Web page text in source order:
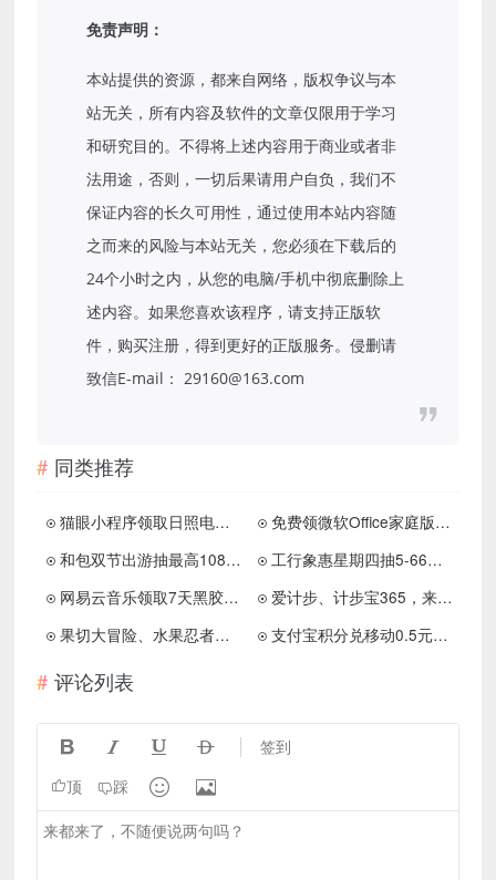
免责声明：
本站提供的资源，都来自网络，版权争议与本
站无关，所有内容及软件的文章仅限用于学习
和研究目的。不得将上述内容用于商业或者非
法用途，否则，一切后果请用户自负，我们不
保证内容的长久可用性，通过使用本站内容随
之而来的风险与本站无关，您必须在下载后的
24个小时之内，从您的电脑/手机中彻底删除上
述内容。如果您喜欢该程序，请支持正版软
件，购买注册，得到更好的正版服务。侵删请
致信E-mail： 29160@163.com
同类推荐
猫眼小程序领取日照电影优惠券，可变现7元以上
免费领微软Office家庭版会员月卡兑换券
和包双节出游抽最高1088积分
工行象惠星期四抽5-66元微信立减金
网易云音乐领取7天黑胶会员
爱计步、计步宝365，来拿微分视界的1.8红包
果切大冒险、水果忍者闯关记，简单来薅1.8
支付宝积分兑移动0.5元话费秒到
评论列表
    签到
顶 踩  